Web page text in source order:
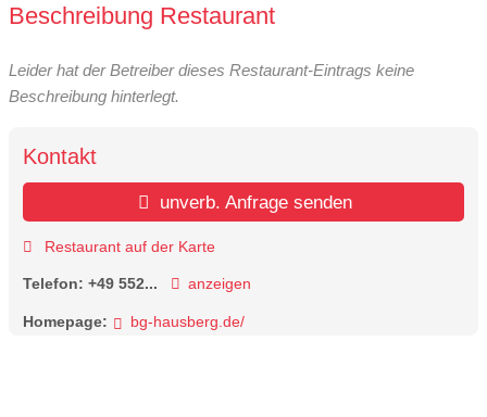
Beschreibung Restaurant
Leider hat der Betreiber dieses Restaurant-Eintrags keine
Beschreibung hinterlegt.
Kontakt
unverb. Anfrage senden
Restaurant auf der Karte
Telefon: +49 552... anzeigen
Homepage: bg-hausberg.de/